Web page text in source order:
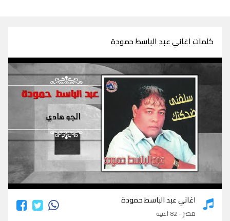
كلمات اغاني عبد الباسط حمودة
كلمات اغاني عبد الباسط حمودة
اغاني عبد الباسط حمودة
مصر- 82 اغنية